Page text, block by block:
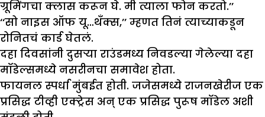
ग्रूमिंगचा क्लास करून घे. मी त्याला फोन करतो.’’
‘‘सो नाइस ऑफ यू…थँक्स,’’ म्हणत तिनं त्याच्याकडून
रोनितचं कार्ड घेतलं.
दहा दिवसांनी दुसऱ्या राउंडमध्य निवडल्या गेलेल्या दहा
मॉडेल्समध्ये नसरीनचा समावेश होता.
फायनल स्पर्धा मुंबईत होती. जजेसमध्ये राजनखेरीज एक
प्रसिद्ध टीव्ही एक्ट्रेस अन् एक प्रसिद्ध पुरूष मॉडेल अशी